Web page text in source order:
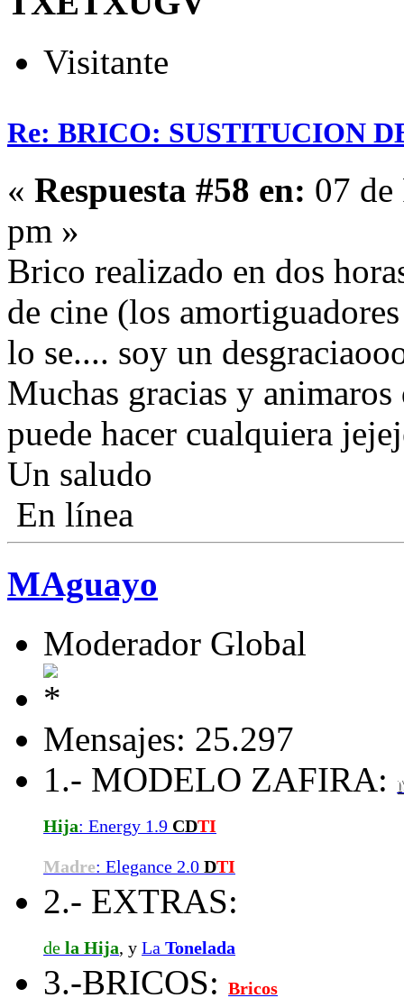
Visitante
Re: BRICO: SUSTITUCION
« Respuesta #58 en: 07
pm »
Brico realizado en dos
de cine (los
lo se.... soy un
Muchas gracias y
puede hacer cualquiera
Un saludo
En línea
MAguayo
Moderador Global
Mensajes: 25.297
1.- MODELO ZAFIRA:
Hija: Energy 1.9 CDTI
Madre: Elegance 2.0 DTI
2.- EXTRAS:
de la Hija, y La Tonelada
3.-BRICOS: Bricos